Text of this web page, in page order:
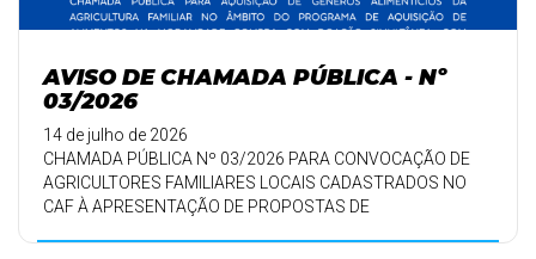
AVISO DE CHAMADA PÚBLICA - Nº
03/2026
14 de julho de 2026
CHAMADA PÚBLICA Nº 03/2026 PARA CONVOCAÇÃO DE
AGRICULTORES FAMILIARES LOCAIS CADASTRADOS NO
CAF À APRESENTAÇÃO DE PROPOSTAS DE